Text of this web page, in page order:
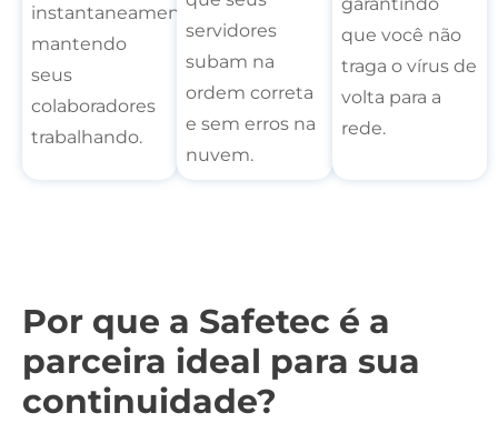
instantaneamente,
mantendo
seus
colaboradores
trabalhando.
servidores
subam na
ordem correta
e sem erros na
nuvem.
que você não
traga o vírus de
volta para a
rede.
Por que a Safetec é a
parceira ideal para sua
continuidade?